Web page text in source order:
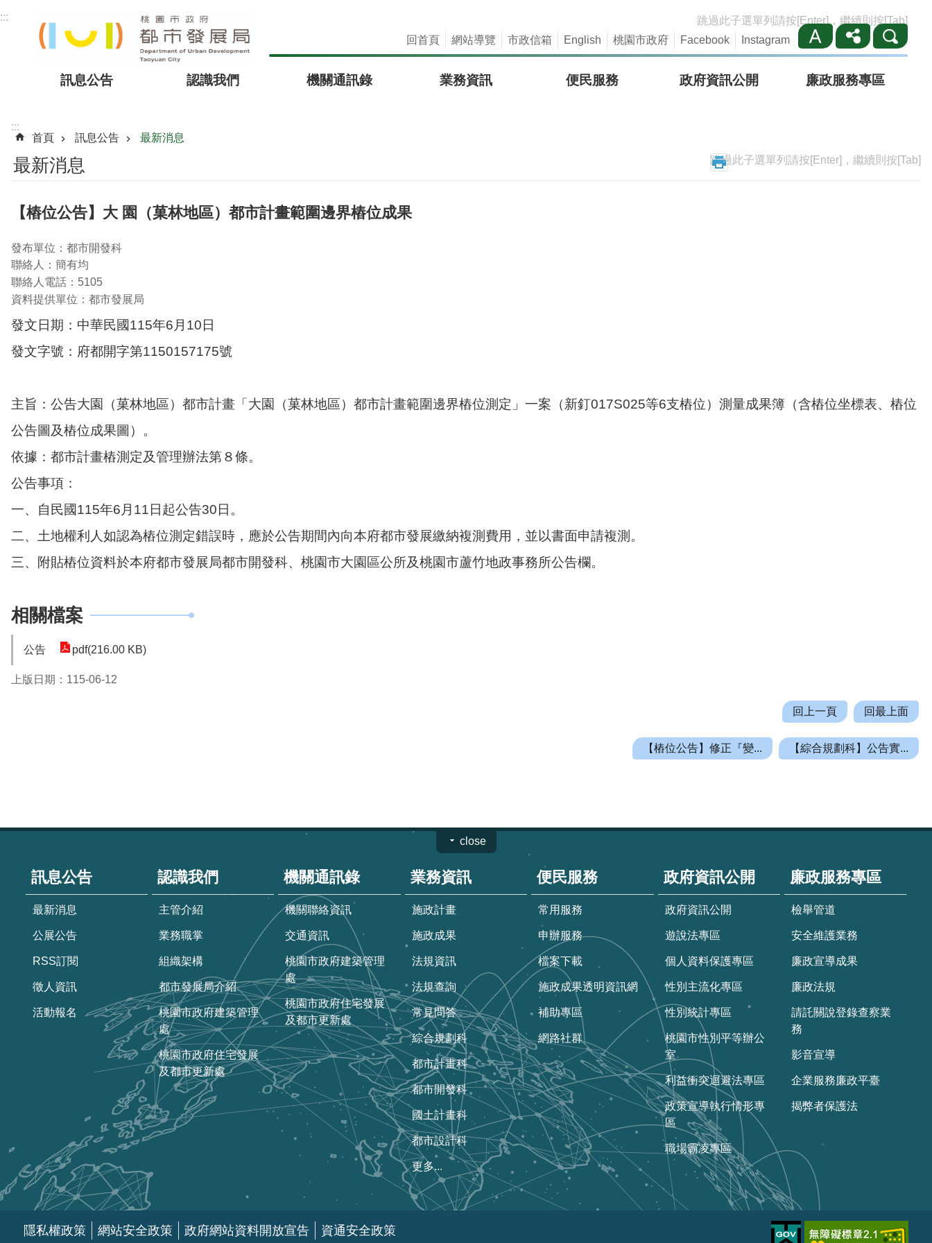
跳到主要內容區塊
:::
跳過此子選單列請按[Enter]，繼續則按[Tab]
回首頁
網站導覽 市政信箱 English 桃園市政府 Facebook Instagram
訊息公告 認識我們 機關通訊錄 業務資訊 便民服務 政府資訊公開 廉政服務專區
:::
首頁
訊息公告 最新消息
最新消息 跳過此子選單列請按[Enter]，繼續則按[Tab]
【樁位公告】大 園（菓林地區）都市計畫範圍邊界樁位成果
發布單位：都市開發科
聯絡人：簡有均
聯絡人電話：5105
資料提供單位：都市發展局
發文日期：中華民國115年6月10日
發文字號：府都開字第1150157175號
主旨：公告大園（菓林地區）都市計畫「大園（菓林地區）都市計畫範圍邊界樁位測定」一案（新釘017S025等6支樁位）測量成果簿（含樁位坐標表、樁位
公告圖及樁位成果圖）。
依據：都市計畫樁測定及管理辦法第８條。
公告事項：
一、自民國115年6月11日起公告30日。
二、土地權利人如認為樁位測定錯誤時，應於公告期間內向本府都市發展繳納複測費用，並以書面申請複測。
三、附貼樁位資料於本府都市發展局都市開發科、桃園市大園區公所及桃園市蘆竹地政事務所公告欄。
相關檔案
公告 pdf(216.00 KB)
上版日期：115-06-12
回上一頁 回最上面
【樁位公告】修正『變... 【綜合規劃科】公告實...
close
訊息公告
最新消息
公展公告
RSS訂閱
徵人資訊
活動報名
認識我們
主管介紹
業務職掌
組織架構
都市發展局介紹
桃園市政府建築管理
處
桃園市政府住宅發展
及都市更新處
機關通訊錄
機關聯絡資訊
交通資訊
桃園市政府建築管理
處
桃園市政府住宅發展
及都市更新處
業務資訊
施政計畫
施政成果
法規資訊
法規查詢
常見問答
綜合規劃科
都市計畫科
都市開發科
國土計畫科
都市設計科
更多...
便民服務
常用服務
申辦服務
檔案下載
施政成果透明資訊網
補助專區
網路社群
政府資訊公開
政府資訊公開
遊說法專區
個人資料保護專區
性別主流化專區
性別統計專區
桃園市性別平等辦公
室
利益衝突迴避法專區
政策宣導執行情形專
區
職場霸凌專區
廉政服務專區
檢舉管道
安全維護業務
廉政宣導成果
廉政法規
請託關說登錄查察業
務
影音宣導
企業服務廉政平臺
揭弊者保護法
隱私權政策 網站安全政策 政府網站資料開放宣告 資通安全政策